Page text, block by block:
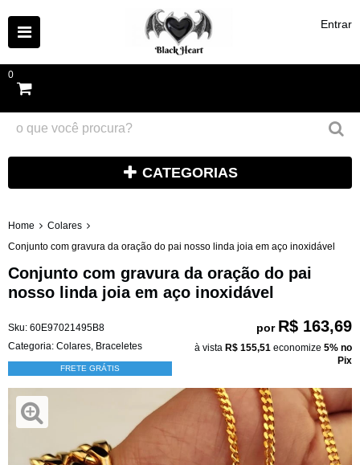
Entrar
0
CATEGORIAS
Home
Colares
Conjunto com gravura da oração do pai nosso linda joia em aço inoxidável
Conjunto com gravura da oração do pai
nosso linda joia em aço inoxidável
Sku: 60E97021495B8
Categoria: Colares Braceletes
FRETE GRÁTIS
por R$ 163,69
à vista R$ 155,51 economize 5% no
Pix